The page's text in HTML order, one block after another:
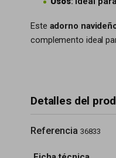
Este adorno
complemento ideal
Detalles del
Referencia 36833